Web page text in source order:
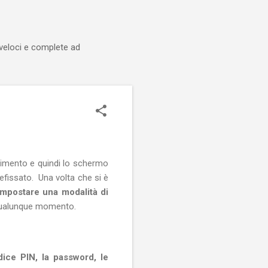
e complete ad
e quindi lo schermo
Una volta che si è
una modalità di
momento.
PIN, la password, le